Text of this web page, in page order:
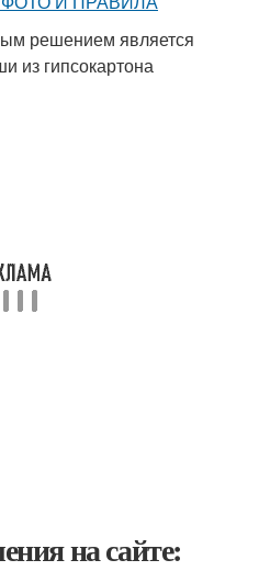
решением является
из гипсокартона
на сайте: